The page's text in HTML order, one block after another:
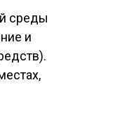
среды
и